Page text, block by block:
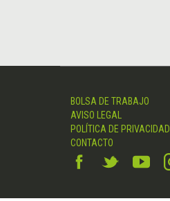
BOLSA DE TRABAJO
AVISO LEGAL
POLÍTICA DE PRIVACIDAD
CONTACTO